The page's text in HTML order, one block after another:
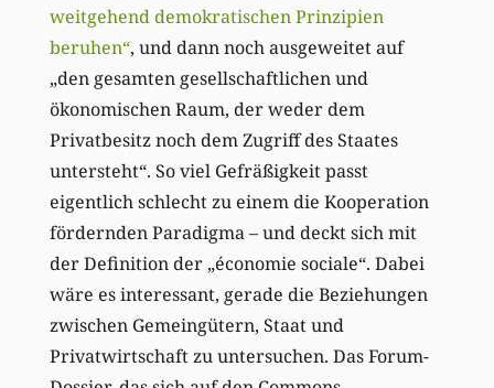
weitgehend demokratischen Prinzipien
beruhen“, und dann noch ausgeweitet auf
„den gesamten gesellschaftlichen und
ökonomischen Raum, der weder dem
Privatbesitz noch dem Zugriff des Staates
untersteht“. So viel Gefräßigkeit passt
eigentlich schlecht zu einem die Kooperation
fördernden Paradigma – und deckt sich mit
der Definition der „économie sociale“. Dabei
wäre es interessant, gerade die Beziehungen
zwischen Gemeingütern, Staat und
Privatwirtschaft zu untersuchen. Das Forum-